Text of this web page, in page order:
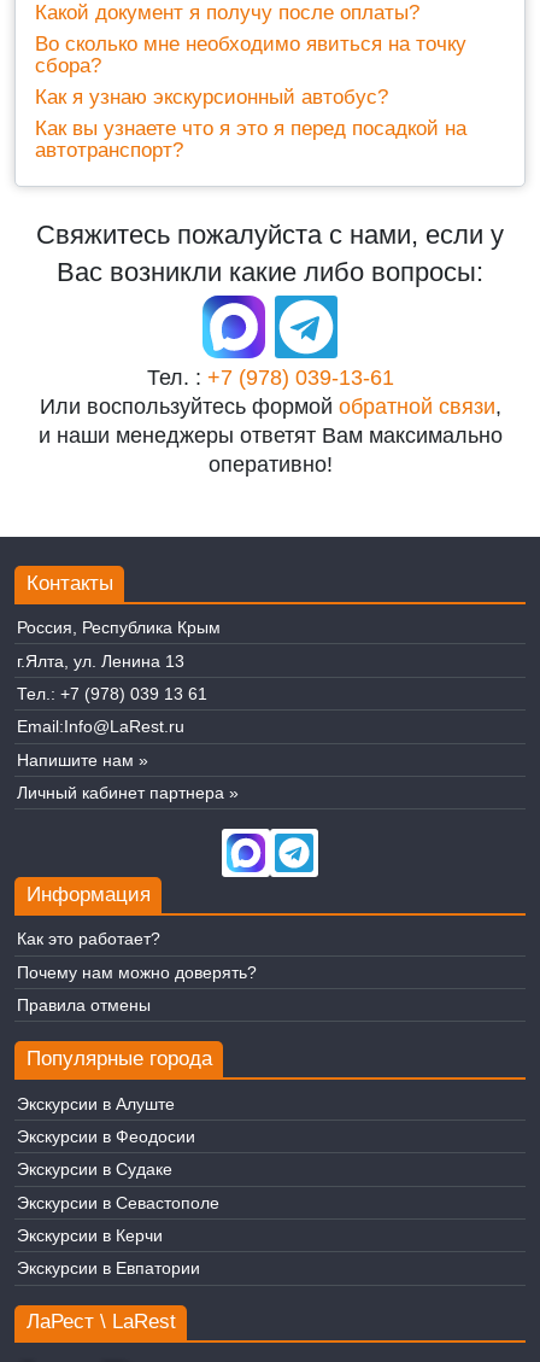
Какой документ я получу после оплаты?
Во сколько мне необходимо явиться на точку
сбора?
Как я узнаю экскурсионный автобус?
Как вы узнаете что я это я перед посадкой на
автотранспорт?
Свяжитесь пожалуйста с нами, если у
Вас возникли какие либо вопросы:
Тел. : +7 (978) 039-13-61
Или воспользуйтесь формой обратной связи,
и наши менеджеры ответят Вам максимально
оперативно!
Контакты
Россия, Республика Крым
г.Ялта, ул. Ленина 13
Тел.: +7 (978) 039 13 61
Email:Info@LaRest.ru
Напишите нам »
Личный кабинет партнера »
Информация
Как это работает?
Почему нам можно доверять?
Правила отмены
Популярные города
Экскурсии в Алуште
Экскурсии в Феодосии
Экскурсии в Судаке
Экскурсии в Севастополе
Экскурсии в Керчи
Экскурсии в Евпатории
ЛаРест \ LaRest